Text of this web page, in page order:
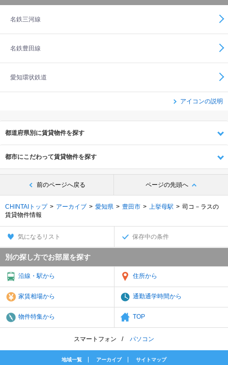
名鉄三河線
名鉄豊田線
愛知環状鉄道
アイコンの説明
都道府県別に賃貸物件を探す
都市にこだわって賃貸物件を探す
前のページへ戻る ページの先頭へ
CHINTAIトップ アーカイブ 愛知県 豊田市 上挙母駅
司コ－ラスの
賃貸物件情報
気になるリスト 保存中の条件
別の探し方でお部屋を探す
沿線・駅から 住所から
家賃相場から 通勤通学時間から
物件特集から TOP
スマートフォン パソコン
地域一覧 アーカイブ サイトマップ